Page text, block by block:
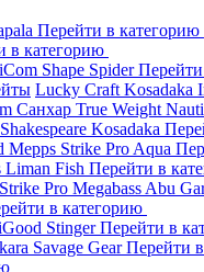
Перейти в категорию
в категорию
Shape Spider
Lucky Craft Kosadaka
Санхар True Weight
Shakespeare Kosadaka
Mepps Strike Pro Aqua
Liman Fish Перейти в
Strike Pro Megabass Abu
в категорию
StingerПерейти в
Savage GearПерейти